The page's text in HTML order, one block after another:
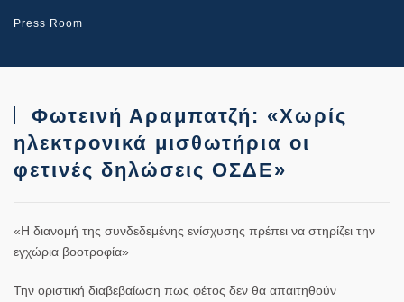
Press Room
Φωτεινή Αραμπατζή: «Χωρίς
ηλεκτρονικά μισθωτήρια οι
φετινές δηλώσεις ΟΣΔΕ»
«Η διανομή της συνδεδεμένης ενίσχυσης πρέπει να στηρίζει την
εγχώρια βοοτροφία»
Την οριστική διαβεβαίωση πως φέτος δεν θα απαιτηθούν